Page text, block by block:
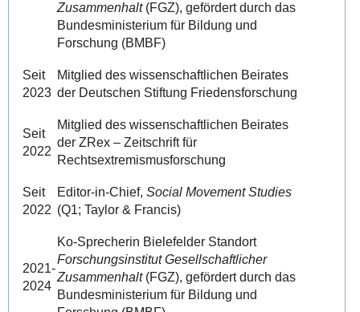
Zusammenhalt(FGZ), gefördert durch das
Bundesministerium für Bildung und
Forschung (BMBF)
Seit
2023
Mitglied des wissenschaftlichen Beirates
der Deutschen Stiftung Friedensforschung
Seit
2022
Mitglied des wissenschaftlichen Beirates
der ZRex – Zeitschrift für
Rechtsextremismusforschung
Seit
2022
Editor-in-Chief, Social Movement Studies
(Q1; Taylor & Francis)
2021-
2024
Ko-Sprecherin Bielefelder Standort
Forschungsinstitut Gesellschaftlicher
Zusammenhalt(FGZ), gefördert durch das
Bundesministerium für Bildung und